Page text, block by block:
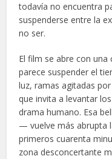
todavía no encuentra
suspenderse entre la
no ser.
El film se abre con
parece suspender el
luz, ramas agitadas
que invita a levantar
drama humano. Esa
— vuelve más abrupta
primeros cuarenta
zona desconcertante